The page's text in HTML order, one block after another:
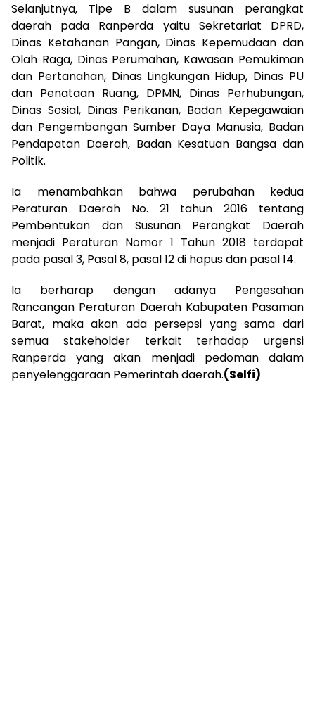
Selanjutnya, Tipe B dalam susunan perangkat
daerah pada Ranperda yaitu Sekretariat DPRD,
Dinas Ketahanan Pangan, Dinas Kepemudaan dan
Olah Raga, Dinas Perumahan, Kawasan Pemukiman
dan Pertanahan, Dinas Lingkungan Hidup, Dinas PU
dan Penataan Ruang, DPMN, Dinas Perhubungan,
Dinas Sosial, Dinas Perikanan, Badan Kepegawaian
dan Pengembangan Sumber Daya Manusia, Badan
Pendapatan Daerah, Badan Kesatuan Bangsa dan
Politik.
Ia menambahkan bahwa perubahan kedua
Peraturan Daerah No. 21 tahun 2016 tentang
Pembentukan dan Susunan Perangkat Daerah
menjadi Peraturan Nomor 1 Tahun 2018 terdapat
pada pasal 3, Pasal 8, pasal 12 di hapus dan pasal 14.
Ia berharap dengan adanya Pengesahan
Rancangan Peraturan Daerah Kabupaten Pasaman
Barat, maka akan ada persepsi yang sama dari
semua stakeholder terkait terhadap urgensi
Ranperda yang akan menjadi pedoman dalam
penyelenggaraan Pemerintah daerah.(Selfi)